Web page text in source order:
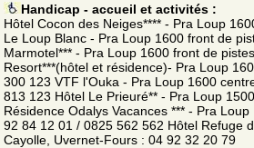
Handicap - accueil et activités :
Hôtel Cocon des Neiges**** - Pra Loup
Le Loup Blanc - Pra Loup 1600 front de
Marmotel*** - Pra Loup 1600 front de
Resort***(hôtel et résidence)- Pra Loup
300 123 VTF l'Ouka - Pra Loup 1600
813 123 Hôtel Le Prieuré** - Pra Loup
Résidence Odalys Vacances *** - Pra
92 84 12 01 / 0825 562 562 Hôtel Refuge
Cayolle, Uvernet-Fours : 04 92 32 20 79